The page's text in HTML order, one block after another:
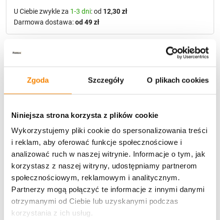
Zgoda Szczegóły O plikach cookies
Niniejsza strona korzysta z plików cookie
Wykorzystujemy pliki cookie do spersonalizowania treści
i reklam, aby oferować funkcje społecznościowe i
analizować ruch w naszej witrynie. Informacje o tym, jak
korzystasz z naszej witryny, udostępniamy partnerom
społecznościowym, reklamowym i analitycznym.
Partnerzy mogą połączyć te informacje z innymi danymi
otrzymanymi od Ciebie lub uzyskanymi podczas
korzystania z ich usług.
Potrzebujesz większą ilość? Zapraszamy do naszej
hurtownii Przejdź do hurtowni B2B
U Ciebie zwykle za 1-3 dni: od 12,30 zł
Darmowa dostawa:od 49 zł
Opis produktu
Specyfikacja